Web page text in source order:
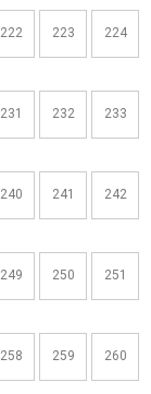
222 223 224
231 232 233
240 241 242
249 250 251
258 259 260